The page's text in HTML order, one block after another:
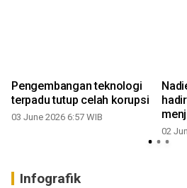
Pengembangan teknologi
terpadu tutup celah korupsi
03 June 2026 6:57 WIB
02
Infografik